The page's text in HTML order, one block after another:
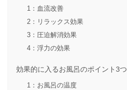
1：血流改善
2：リラックス効果
3：圧迫解消効果
4：浮力の効果
効果的に入るお風呂のポイント3つ
1：お風呂の温度